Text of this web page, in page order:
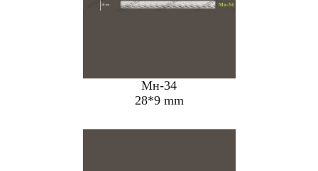
Мн-34
28*9 mm